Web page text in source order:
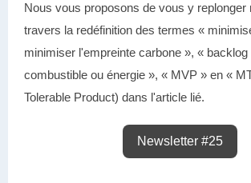
Nous vous proposons de vous y replonger
travers la redéfinition des termes «
minimiser l'empreinte carbone », « backlog
combustible ou énergie », « MVP » en «
Tolerable Product) dans l'article lié.
Newsletter #25